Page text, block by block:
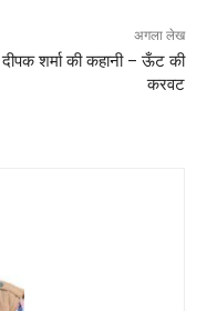
अगला लेख
दीपक शर्मा की कहानी – ऊँट की
करवट